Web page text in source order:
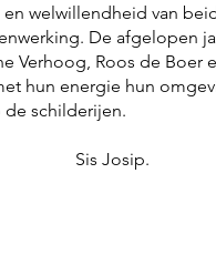
welwillendheid van
De afgelopen
Verhoog, Roos de Boer
hun energie hun
de schilderijen.